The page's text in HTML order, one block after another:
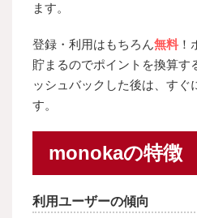
ます。
登録・利用はもちろん無料
貯まるのでポイントを換算す
ッシュバックした後は、すぐ
す。
monokaの特徴
利用ユーザーの傾向